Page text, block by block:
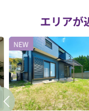
エリアが
NEW